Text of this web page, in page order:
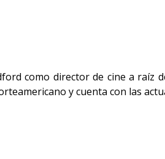
como director de cine a raíz
y cuenta con las